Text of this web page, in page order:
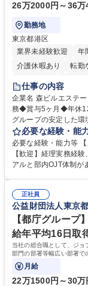
26万2000円～36万
勤務地
東京都港区
業界未経験歓迎
年
介護休暇あり
転勤
経験者歓迎
完全週休2日制
交
仕事の内容
企業名 森ビルエステートサービス株
務◆賞与5ヶ月◆年休120日◆
グループの安定した
をお任せします。 労
度改定などのコア業務に
理、給与計算、社会
き、社内規定の改定や
は部内のOJTを中心
でも質問・相談できる
集職種 【森ビルG】
リモート可
必要な経験・能
必要な経験・能力等
【歓迎】経理実務経
アルと部内OJT体制が
ます。定型業務に留
務に挑戦できるため、
きます。 残業少なめ
ち長期活躍できる環
キャリアを築きたい」
歴・資格 学歴：大学
簿記検定1級 日商簿記
正社員
公益財団法人東京
【都庁グループ
給年平均16日取
当社の総合職として、ジョ
部門の部署等幅広い部署で
ております！ ※下記業務詳
月給
22万1500円～30万